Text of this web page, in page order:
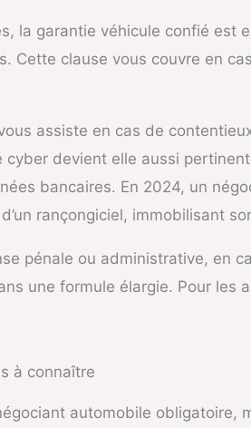
la garantie véhicule confié est
Cette clause vous couvre en
assiste en cas de
cyber devient elle aussi
bancaires. En 2024, un
rançongiciel, immobilisant
pénale ou administrative, en
une formule élargie. Pour les
à connaître
automobile obligatoire,